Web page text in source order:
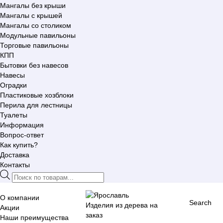
Мангалы без крыши
Мангалы с крышей
Мангалы со столиком
Модульные павильоны
Торговые павильоны
КПП
Бытовки без навесов
Навесы
Оградки
Пластиковые хозблоки
Перила для лестницы
Туалеты
Информация
Вопрос-ответ
Как купить?
Доставка
Контакты
Поиск
товаров
Изделия из дерева на
заказ
Search
О компании
Акции
Наши преимущества